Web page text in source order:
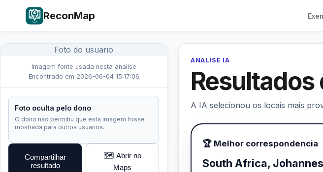
ReconMap
Foto do usuario
Imagem fonte usada nesta analise
Encontrado em 2026-06-04 15:17:06
Foto oculta pelo dono
O dono nao permitiu que esta imagem fosse
mostrada para outros usuarios.
Compartilhar
resultado
🗺️ Abrir no
Maps
ANALISE IA
Resultados
A IA selecionou os locais mais
🏆 Melhor correspondencia
South Africa,